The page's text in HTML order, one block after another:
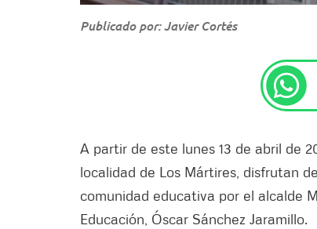
Publicado por: Javier Cortés
A partir de este lunes 13 de abril de
localidad de Los Mártires, disfrutan
comunidad educativa por el alcalde
Educación, Óscar Sánchez Jaramillo.